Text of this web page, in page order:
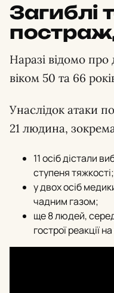
Загиблі
Наразі відомо про
віком 50 та 66
Унаслідок атаки
21 людина,
11 осіб дістали
ступеня тяжкості;
у двох осіб
чадним газом;
ще 8 людей,
гострої реакції